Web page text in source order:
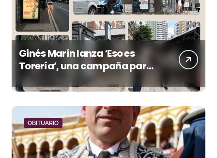
Ginés Marín lanza ‘Eso es
Torería’, una campaña para
reivindicar los valores del
toreo más allá del ruedo
OBITUARIO